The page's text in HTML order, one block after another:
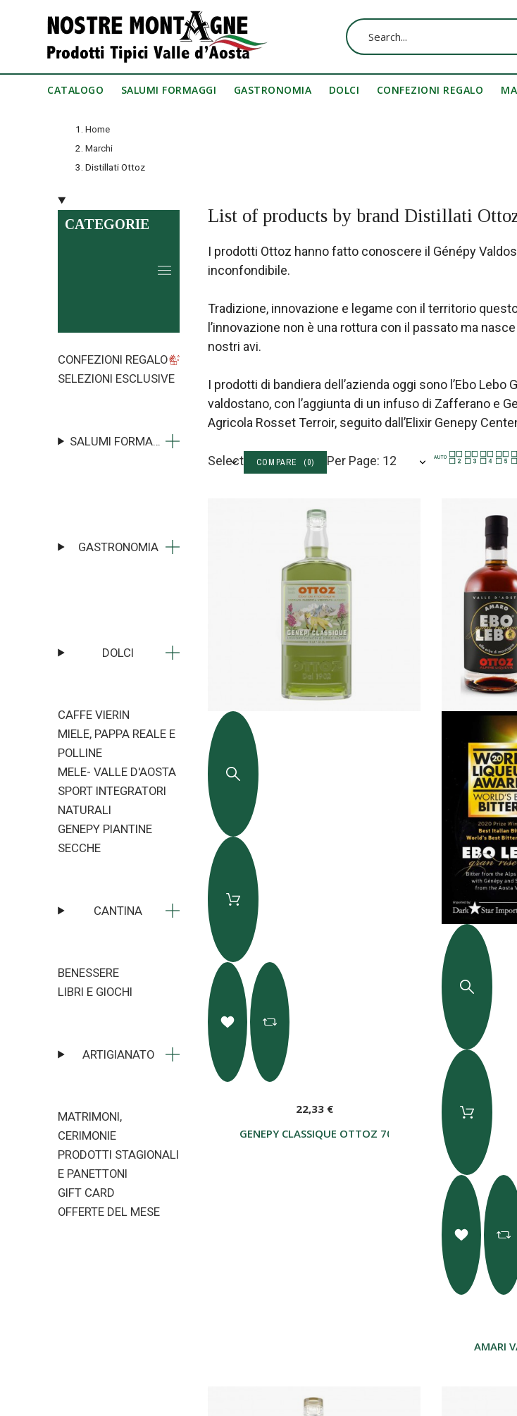
CATALOGO SALUMI FORMAGGI GASTRONOMIA DOLCI CONFEZIONI REGALO
Home
Marchi
Distillati Ottoz
CATEGORIE
CONFEZIONI REGALO
SELEZIONI ESCLUSIVE
SALUMI FORMAGGI
GASTRONOMIA
DOLCI
CAFFE VIERIN
MIELE, PAPPA REALE E
POLLINE
MELE- VALLE D'AOSTA
SPORT INTEGRATORI
NATURALI
GENEPY PIANTINE
SECCHE
CANTINA
BENESSERE
LIBRI E GIOCHI
ARTIGIANATO
MATRIMONI,
CERIMONIE
PRODOTTI STAGIONALI
E PANETTONI
GIFT CARD
OFFERTE DEL MESE
List of products by brand Distillati
I prodotti Ottoz hanno fatto conoscere il Génépy
inconfondibile.
Tradizione, innovazione e legame con il territorio
l’innovazione non è una rottura con il passato ma
nostri avi.
I prodotti di bandiera dell’azienda oggi sono l’Ebo
valdostano, con l’aggiunta di un infuso di Zafferano e
Agricola Rosset Terroir, seguito dall’Elixir Genepy
Select COMPARE (0) Per Page: 12
GENEPY CLASSIQUE OTTOZ 70CL NUOVA RICETTA
22,33 €
AMARI